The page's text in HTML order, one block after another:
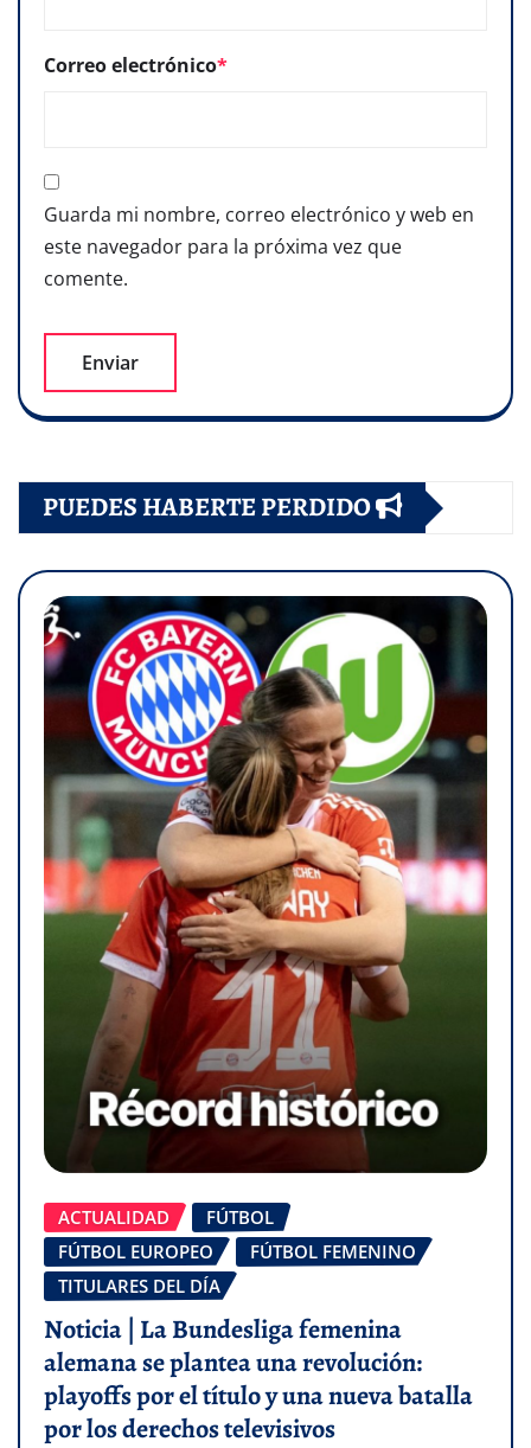
Correo electrónico*
Guarda mi nombre, correo electrónico y web en
este navegador para la próxima vez que
comente.
PUEDES HABERTE PERDIDO
ACTUALIDAD
FÚTBOL
FÚTBOL EUROPEO
FÚTBOL FEMENINO
TITULARES DEL DÍA
Noticia | La Bundesliga femenina
alemana se plantea una revolución:
playoffs por el título y una nueva batalla
por los derechos televisivos